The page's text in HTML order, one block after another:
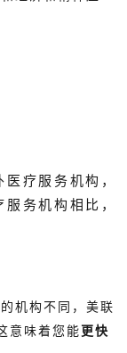
疗服务机构，
务机构相比，
机构不同，美联
意味着您能更快